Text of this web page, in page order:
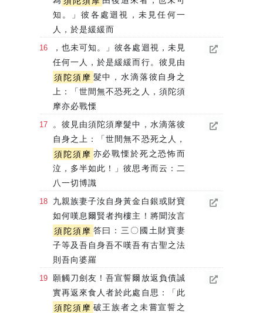
知。」彼各處迴視，未見任何一
人，於是緩緩而
，也未可知。」彼各處迴視，未見
任何一人，於是緩緩而行。彼見由
須陀須摩 髮中，水滴落彼自身之
上：「世間無不恐死之人，須陀須
摩亦必戰慄
。彼見由須陀須摩髮中，水滴落彼
自身之上：「世間無不恐死之人，
須陀須摩 亦必戰慄於死之恐怖而
泣，多半如此！」彼思考而云：二
八一切博識
九親族妻子汝自身黃金白銀或財寶
如何嘆息爾賢者拘樓主！將聞汝言
須陀須摩 答曰：三〇國土財寶妻
子等及吾自身吾不嘆吾有古聖之法
則吾向婆羅
願觸刀劍友！吾宣誓爾放返負債誠
實再返來食人者於此處自思：「此
須陀須摩 破王族者之未嘗宣誓之